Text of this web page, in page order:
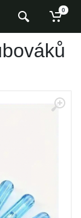
0